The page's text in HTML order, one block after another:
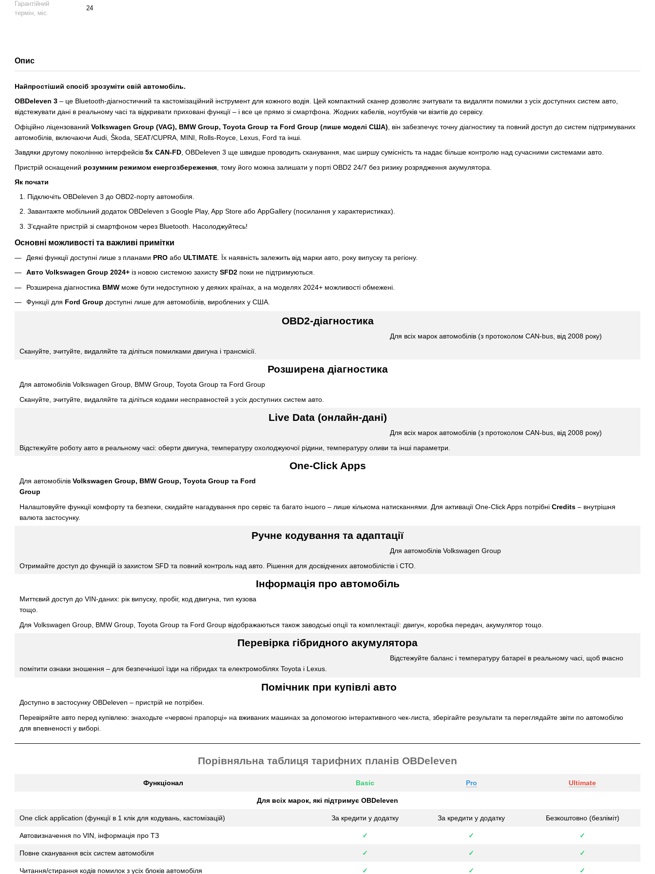
Гарантійний
термін, міс.
24
Опис
Найпростіший спосіб зрозуміти свій автомобіль.
OBDeleven 3 – це Bluetooth-діагностичний та кастомізаційний інструмент для кожного водія. Цей компактний сканер дозволяє зчитувати та видаляти помилки з усіх доступних систем авто,
відстежувати дані в реальному часі та відкривати приховані функції – і все це прямо зі смартфона. Жодних кабелів, ноутбуків чи візитів до сервісу.
Офіційно ліцензований Volkswagen Group (VAG), BMW Group, Toyota Group та Ford Group (лише моделі США) , він забезпечує точну діагностику та повний доступ до систем підтримуваних
автомобілів, включаючи Audi, Škoda, SEAT/CUPRA, MINI, Rolls-Royce, Lexus, Ford та інші.
Завдяки другому поколінню інтерфейсів 5x CAN-FD , OBDeleven 3 ще швидше проводить сканування, має ширшу сумісність та надає більше контролю над сучасними системами авто.
Пристрій оснащений розумним режимом енергозбереження , тому його можна залишати у порті OBD2 24/7 без ризику розрядження акумулятора.
Як почати
Підключіть OBDeleven 3 до OBD2-порту автомобіля.
Завантажте мобільний додаток OBDeleven з Google Play, App Store або AppGallery (посилання у характеристиках).
З’єднайте пристрій зі смартфоном через Bluetooth. Насолоджуйтесь!
Основні можливості та важливі примітки
Деякі функції доступні лише з планами PRO або ULTIMATE . Їх наявність залежить від марки авто, року випуску та регіону.
Авто Volkswagen Group 2024+ із новою системою захисту SFD2 поки не підтримуються.
Розширена діагностика BMW може бути недоступною у деяких країнах, а на моделях 2024+ можливості обмежені.
Функції для Ford Group доступні лише для автомобілів, вироблених у США.
OBD2-діагностика
Для всіх марок автомобілів (з протоколом CAN-bus, від 2008 року)
Скануйте, зчитуйте, видаляйте та діліться помилками двигуна і трансмісії.
Розширена діагностика
Для автомобілів Volkswagen Group, BMW Group, Toyota Group та Ford Group
Скануйте, зчитуйте, видаляйте та діліться кодами несправностей з усіх доступних систем авто.
Live Data (онлайн-дані)
Для всіх марок автомобілів (з протоколом CAN-bus, від 2008 року)
Відстежуйте роботу авто в реальному часі: оберти двигуна, температуру охолоджуючої рідини, температуру оливи та інші параметри.
One-Click Apps
Для автомобілів Volkswagen Group, BMW Group, Toyota Group та Ford
Group
Налаштовуйте функції комфорту та безпеки, скидайте нагадування про сервіс та багато іншого – лише кількома натисканнями. Для активації One-Click Apps потрібні Credits – внутрішня
валюта застосунку.
Ручне кодування та адаптації
Для автомобілів Volkswagen Group
Отримайте доступ до функцій із захистом SFD та повний контроль над авто. Рішення для досвідчених автомобілістів і СТО.
Інформація про автомобіль
Миттєвий доступ до VIN-даних: рік випуску, пробіг, код двигуна, тип кузова
тощо.
Для Volkswagen Group, BMW Group, Toyota Group та Ford Group відображаються також заводські опції та комплектації: двигун, коробка передач, акумулятор тощо.
Перевірка гібридного акумулятора
Відстежуйте баланс і температуру батареї в реальному часі, щоб вчасно
помітити ознаки зношення – для безпечнішої їзди на гібридах та електромобілях Toyota і Lexus.
Помічник при купівлі авто
Доступно в застосунку OBDeleven – пристрій не потрібен.
Перевіряйте авто перед купівлею: знаходьте «червоні прапорці» на вживаних машинах за допомогою інтерактивного чек-листа, зберігайте результати та переглядайте звіти по автомобілю
для впевненості у виборі.
Порівняльна таблиця тарифних планів OBDeleven
Функціонал Basic Pro Ultimate
Для всіх марок, які підтримує OBDeleven
One click application (функції в 1 клік для кодувань, кастомізацій) За кредити у додатку За кредити у додатку Безкоштовно (безліміт)
Автовизначення по VIN, інформація про ТЗ ✓ ✓ ✓
Повне сканування всіх систем автомобіля ✓ ✓ ✓
Читання/стирання кодів помилок з усіх блоків автомобіля ✓ ✓ ✓